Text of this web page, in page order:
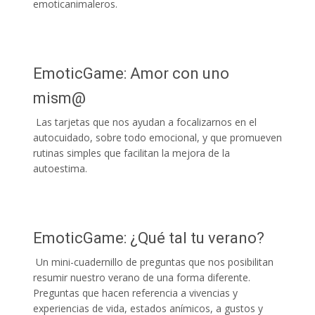
emoticanimaleros.
EmoticGame: Amor con uno
mism@
Las tarjetas que nos ayudan a focalizarnos en el
autocuidado, sobre todo emocional, y que promueven
rutinas simples que facilitan la mejora de la
autoestima.
EmoticGame: ¿Qué tal tu verano?
Un mini-cuadernillo de preguntas que nos posibilitan
resumir nuestro verano de una forma diferente.
Preguntas que hacen referencia a vivencias y
experiencias de vida, estados anímicos, a gustos y